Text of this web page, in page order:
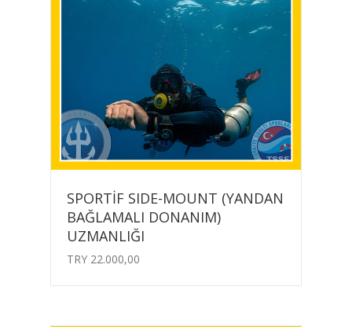
SPORTİF SIDE-MOUNT (YANDAN
BAĞLAMALI DONANIM)
UZMANLIĞI
TRY 22.000,00